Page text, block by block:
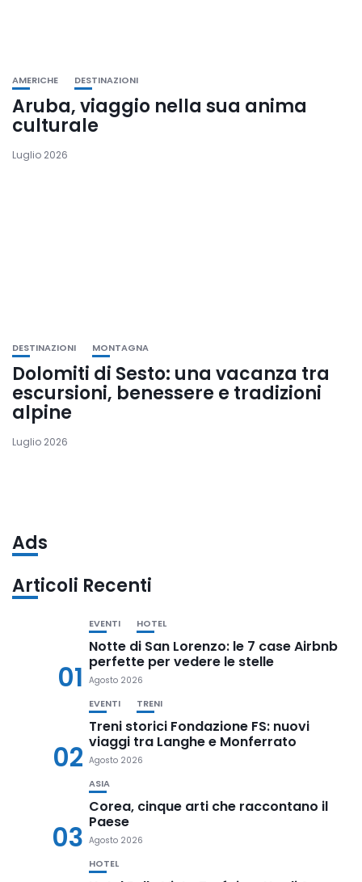
AMERICHE DESTINAZIONI
Aruba, viaggio nella sua anima
culturale
Luglio 2026
DESTINAZIONI MONTAGNA
Dolomiti di Sesto: una vacanza tra
escursioni, benessere e tradizioni
alpine
Luglio 2026
Ads
Articoli Recenti
01
EVENTI HOTEL
Notte di San Lorenzo: le 7 case Airbnb
perfette per vedere le stelle
Agosto 2026
02
EVENTI TRENI
Treni storici Fondazione FS: nuovi
viaggi tra Langhe e Monferrato
Agosto 2026
03
ASIA
Corea, cinque arti che raccontano il
Paese
Agosto 2026
HOTEL